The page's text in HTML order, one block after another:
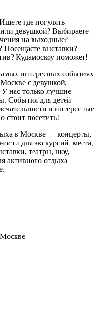
где погулять
девушкой? Выбираете
на выходные?
Посещаете выставки?
Кудамоскоу поможет!
интересных событиях
с девушкой,
нас только лучшие
События для детей
и интересные
стоит посетить!
в Москве — концерты,
для экскурсий, места,
театры, шоу,
активного отдыха